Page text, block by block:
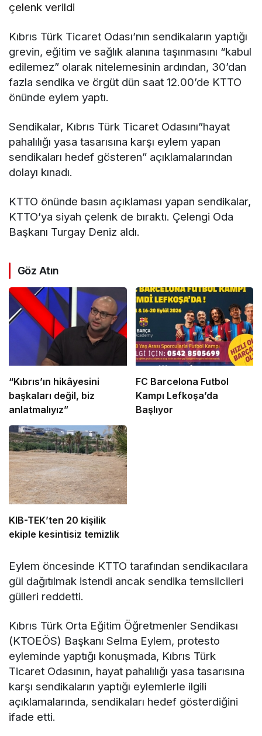
çelenk verildi
Kıbrıs Türk Ticaret Odası’nın sendikaların yaptığı
grevin, eğitim ve sağlık alanına taşınmasını “kabul
edilemez” olarak nitelemesinin ardından, 30’dan
fazla sendika ve örgüt dün saat 12.00’de KTTO
önünde eylem yaptı.
Sendikalar, Kıbrıs Türk Ticaret Odasını”hayat
pahalılığı yasa tasarısına karşı eylem yapan
sendikaları hedef gösteren” açıklamalarından
dolayı kınadı.
KTTO önünde basın açıklaması yapan sendikalar,
KTTO’ya siyah çelenk de bıraktı. Çelengi Oda
Başkanı Turgay Deniz aldı.
Göz Atın
“Kıbrıs’ın hikâyesini
başkaları değil, biz
anlatmalıyız”
FC Barcelona Futbol
Kampı Lefkoşa’da
Başlıyor
KIB-TEK’ten 20 kişilik
ekiple kesintisiz temizlik
Eylem öncesinde KTTO tarafından sendikacılara
gül dağıtılmak istendi ancak sendika temsilcileri
gülleri reddetti.
Kıbrıs Türk Orta Eğitim Öğretmenler Sendikası
(KTOEÖS) Başkanı Selma Eylem, protesto
eyleminde yaptığı konuşmada, Kıbrıs Türk
Ticaret Odasının, hayat pahalılığı yasa tasarısına
karşı sendikaların yaptığı eylemlerle ilgili
açıklamalarında, sendikaları hedef gösterdiğini
ifade etti.